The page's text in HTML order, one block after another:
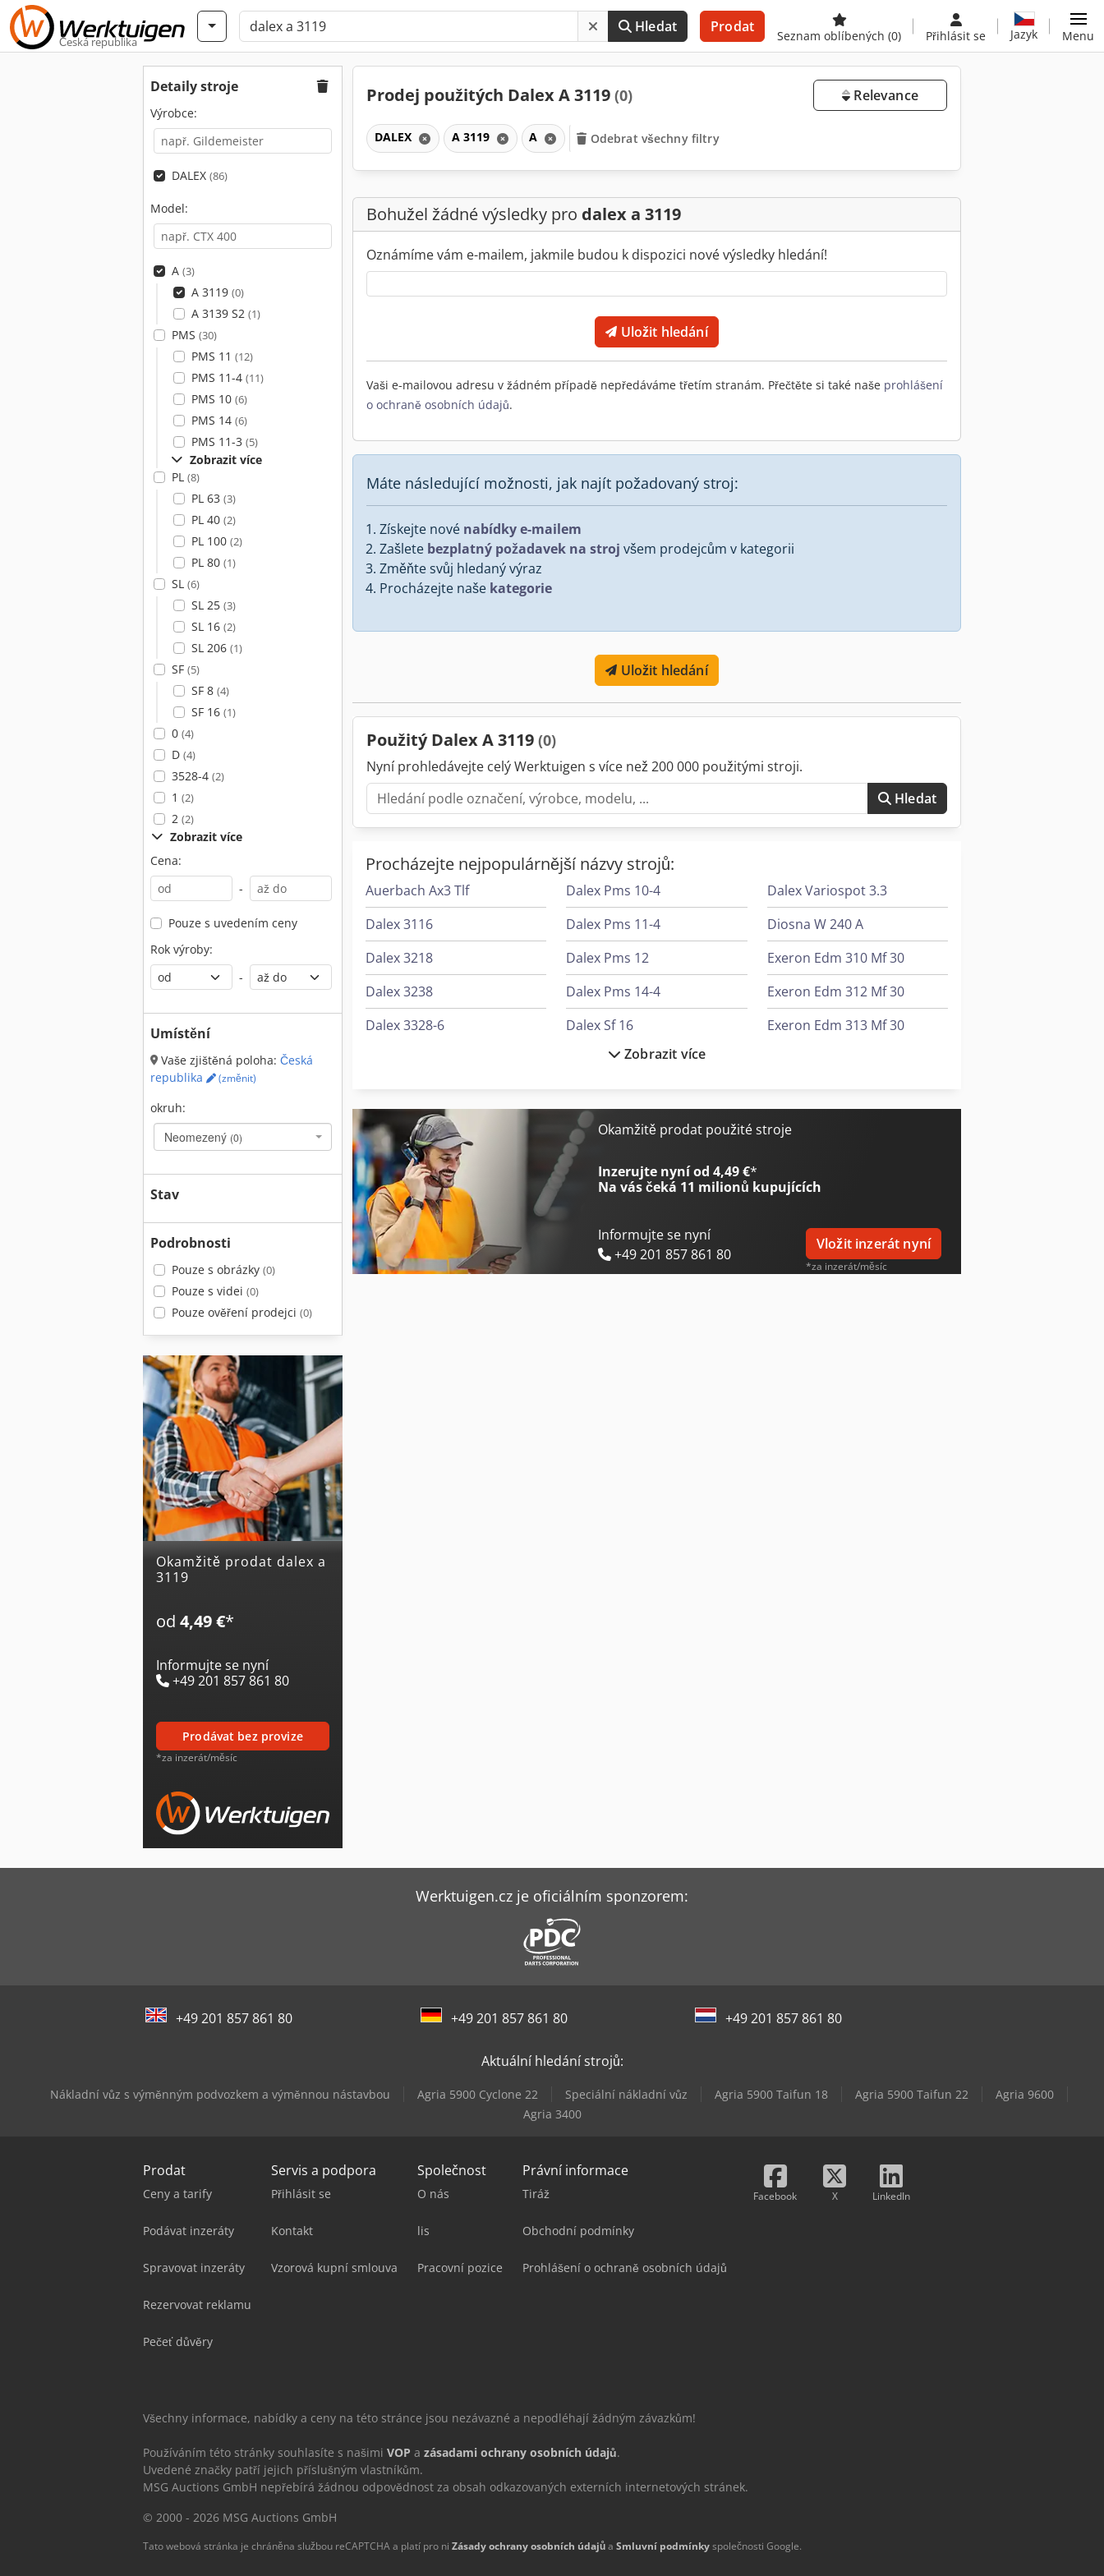
Česká republika
Hledat Prodat
Seznam oblíbených (0) Přihlásit se Jazyk Menu
Detaily stroje
Výrobce:
DALEX (86)
Model:
A (3)
A 3119 (0)
A 3139 S2 (1)
PMS (30)
PMS 11 (12)
PMS 11-4 (11)
PMS 10 (6)
PMS 14 (6)
PMS 11-3 (5)
Zobrazit více
PL (8)
PL 63 (3)
PL 40 (2)
PL 100 (2)
PL 80 (1)
SL (6)
SL 25 (3)
SL 16 (2)
SL 206 (1)
SF (5)
SF 8 (4)
SF 16 (1)
0 (4)
D (4)
3528-4 (2)
1 (2)
2 (2)
Zobrazit více
Cena:
-
Pouze s uvedením ceny
Rok výroby:
-
Umístění
Vaše zjištěná poloha: Česká
republika
(změnit)
okruh:
Neomezený (0)
Stav
Podrobnosti
Pouze s obrázky (0)
Pouze s videi (0)
Pouze ověření prodejci (0)
Okamžitě prodat dalex a
3119
od 4,49 €*
Informujte se nyní
+49 201 857 861 80
prodávat bez provize
*za inzerát/měsíc
Prodej použitých Dalex A 3119 (0) Relevance
DALEX A 3119 A Odebrat všechny filtry
Bohužel žádné výsledky pro dalex a 3119
Oznámíme vám e-mailem, jakmile budou k dispozici nové výsledky hledání!
Uložit hledání
Vaši e-mailovou adresu v žádném případě nepředáváme třetím stranám. Přečtěte si také naše prohlášení
o ochraně osobních údajů.
Máte následující možnosti, jak najít požadovaný stroj:
Získejte nové nabídky e-mailem
Zašlete bezplatný požadavek na stroj všem prodejcům v kategorii
Změňte svůj hledaný výraz
Procházejte naše kategorie
Uložit hledání
Použitý Dalex A 3119 (0)
Nyní prohledávejte celý Werktuigen s více než 200 000 použitými stroji.
Hledat
Procházejte nejpopulárnější názvy strojů:
Auerbach Ax3 Tlf
Dalex 3116
Dalex 3218
Dalex 3238
Dalex 3328-6
Dalex Pl 63
Dalex Pms 10-2
Dalex Pms 10-4
Dalex Pms 11-4
Dalex Pms 12
Dalex Pms 14-4
Dalex Sf 16
Dalex Sf 204
Dalex Sl 202
Dalex Sl 204
Dalex Variospot 3.3
Diosna W 240 A
Exeron Edm 310 Mf 30
Exeron Edm 312 Mf 30
Exeron Edm 313 Mf 30
Zobrazit více
Okamžitě prodat použité stroje
Inzerujte nyní od 4,49 €*
Na vás čeká 11 milionů kupujících
Informujte se nyní
+49 201 857 861 80
Vložit inzerát nyní
*za inzerát/měsíc
Werktuigen.cz je oficiálním sponzorem:
+49 201 857 861 80 +49 201 857 861 80 +49 201 857 861 80
Aktuální hledání strojů:
Nákladní vůz s výměnným podvozkem a výměnnou nástavbou Agria 5900 Cyclone 22 Speciální nákladní vůz Agria 5900 Taifun 18 Agria 5900 Taifun 22
Agria 9600
Agria 3400
Prodat
Ceny a tarify
Podávat inzeráty
Spravovat inzeráty
Rezervovat reklamu
Pečeť důvěry
Servis a podpora
Přihlásit se
Kontakt
Vzorová kupní smlouva
Společnost
O nás
lis
Pracovní pozice
Právní informace
Tiráž
Obchodní podmínky
Prohlášení o ochraně osobních údajů
Facebook X LinkedIn
Všechny informace, nabídky a ceny na této stránce jsou nezávazné a nepodléhají žádným závazkům!
Používáním této stránky souhlasíte s našimi VOP a zásadami ochrany osobních údajů.
Uvedené značky patří jejich příslušným vlastníkům.
MSG Auctions GmbH nepřebírá žádnou odpovědnost za obsah odkazovaných externích internetových stránek.
© 2000 - 2026 MSG Auctions GmbH
Tato webová stránka je chráněna službou reCAPTCHA a platí pro ni Zásady ochrany osobních údajůa Smluvní podmínkyspolečnosti Google.